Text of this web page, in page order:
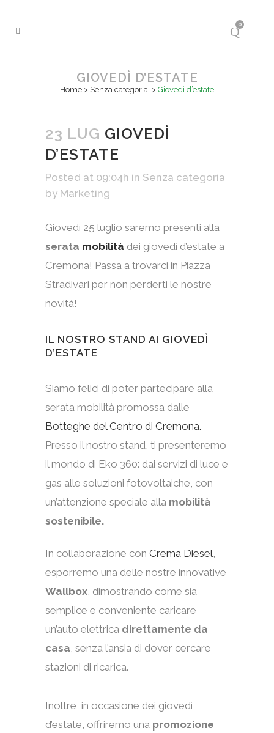
0
GIOVEDÌ D’ESTATE
Home > Senza categoria > Giovedì d’estate
23 LUG GIOVEDÌ
D’ESTATE
Posted at 09:04h in Senza categoria
by Marketing
Giovedì 25 luglio saremo presenti alla
serata mobilità dei giovedì d’estate a
Cremona! Passa a trovarci in Piazza
Stradivari per non perderti le nostre
novità!
IL NOSTRO STAND AI GIOVEDÌ
D’ESTATE
Siamo felici di poter partecipare alla
serata mobilità promossa dalle
Botteghe del Centro di Cremona.
Presso il nostro stand, ti presenteremo
il mondo di Eko 360: dai servizi di luce e
gas alle soluzioni fotovoltaiche, con
un’attenzione speciale alla mobilità
sostenibile.
In collaborazione con Crema Diesel,
esporremo una delle nostre innovative
Wallbox, dimostrando come sia
semplice e conveniente caricare
un’auto elettrica direttamente da
casa, senza l’ansia di dover cercare
stazioni di ricarica.
Inoltre, in occasione dei giovedì
d’estate, offriremo una promozione